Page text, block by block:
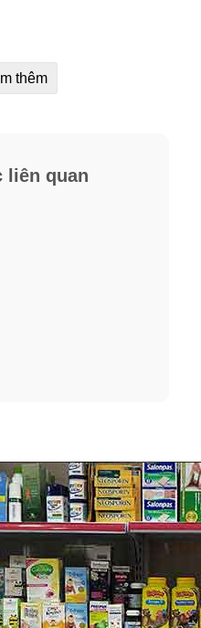
thêm
liên quan